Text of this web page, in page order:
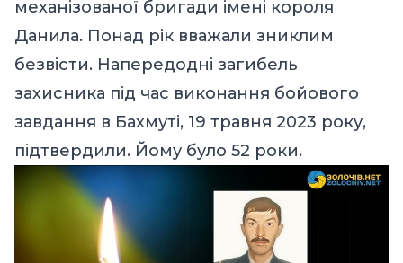
механізованої бригади імені короля
Данила. Понад рік вважали зниклим
безвісти. Напередодні загибель
захисника під час виконання бойового
завдання в Бахмуті, 19 травня 2023 року,
підтвердили. Йому було 52 роки.